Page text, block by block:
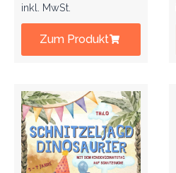
inkl. MwSt.
Zum Produkt